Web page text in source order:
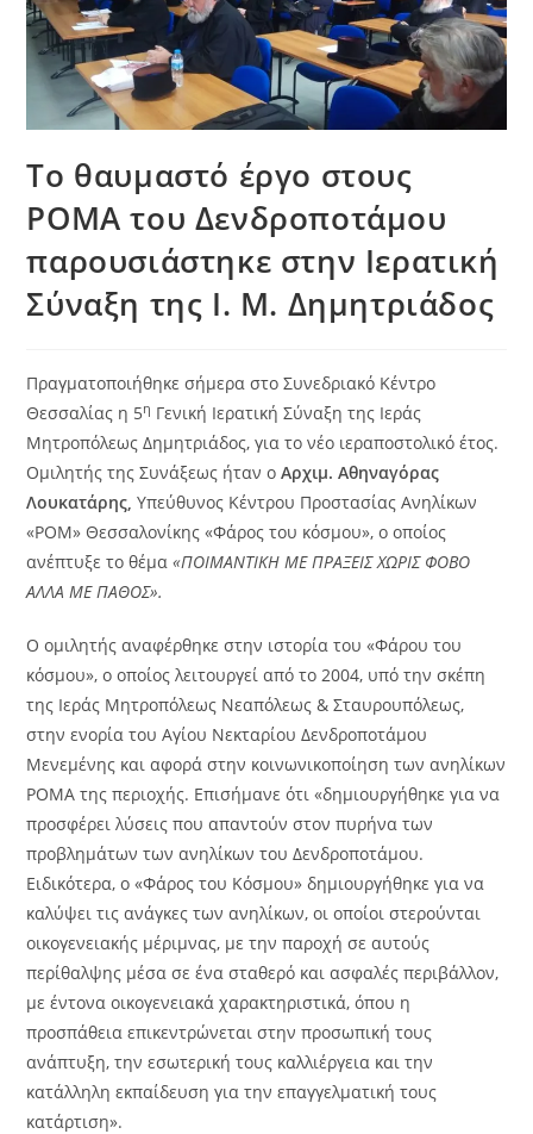
Το θαυμαστό έργο στους
ΡΟΜΑ του Δενδροποτάμου
παρουσιάστηκε στην Ιερατική
Σύναξη της Ι. Μ. Δημητριάδος
Πραγματοποιήθηκε σήμερα στο Συνεδριακό Κέντρο
Θεσσαλίας η 5η Γενική Ιερατική Σύναξη της Ιεράς
Μητροπόλεως Δημητριάδος, για το νέο ιεραποστολικό έτος.
Ομιλητής της Συνάξεως ήταν οΑρχιμ. Αθηναγόρας
Λουκατάρης,Υπεύθυνος Κέντρου Προστασίας Ανηλίκων
«ΡΟΜ» Θεσσαλονίκης «Φάρος του κόσμου», ο οποίος
ανέπτυξε το θέμα«ΠΟΙΜΑΝΤΙΚΗ ΜΕ ΠΡΑΞΕΙΣ ΧΩΡΙΣ ΦΟΒΟ
ΑΛΛΑ ΜΕ ΠΑΘΟΣ».
Ο ομιλητής αναφέρθηκε στην ιστορία του «Φάρου του
κόσμου», ο οποίος λειτουργεί από το 2004, υπό την σκέπη
της Ιεράς Μητροπόλεως Νεαπόλεως & Σταυρουπόλεως,
στην ενορία του Αγίου Νεκταρίου Δενδροποτάμου
Μενεμένης και αφορά στην κοινωνικοποίηση των ανηλίκων
ΡΟΜΑ της περιοχής. Επισήμανε ότι «δημιουργήθηκε για να
προσφέρει λύσεις που απαντούν στον πυρήνα των
προβλημάτων των ανηλίκων του Δενδροποτάμου.
Ειδικότερα, ο «Φάρος του Κόσμου» δημιουργήθηκε για να
καλύψει τις ανάγκες των ανηλίκων, οι οποίοι στερούνται
οικογενειακής μέριμνας, με την παροχή σε αυτούς
περίθαλψης μέσα σε ένα σταθερό και ασφαλές περιβάλλον,
με έντονα οικογενειακά χαρακτηριστικά, όπου η
προσπάθεια επικεντρώνεται στην προσωπική τους
ανάπτυξη, την εσωτερική τους καλλιέργεια και την
κατάλληλη εκπαίδευση για την επαγγελματική τους
κατάρτιση».